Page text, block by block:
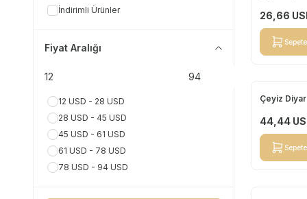
İndirimli Ürünler
Fiyat Aralığı
12 USD - 28 USD
28 USD - 45 USD
45 USD - 61 USD
61 USD - 78 USD
78 USD - 94 USD
26,66
Yeni
Çeyiz
44,44